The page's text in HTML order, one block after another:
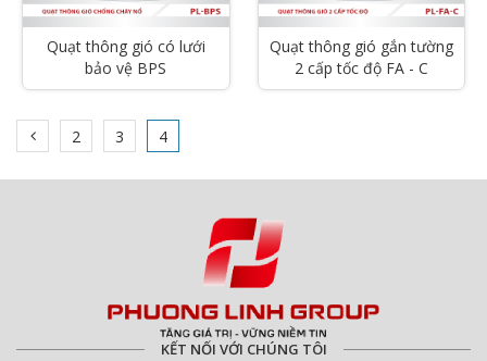
Quạt thông gió có lưới
bảo vệ BPS
Quạt thông gió gắn tường
2 cấp tốc độ FA - C
2 3 4
KẾT NỐI VỚI CHÚNG TÔI